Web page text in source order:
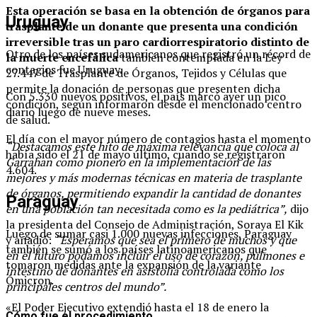
Uruguay
Otro de los países sudamericanos que registró un récord de
contagios fue Uruguay.
Con 5.330 nuevos positivos, el país marcó ayer un pico
diario luego de nueve meses.
El día con el mayor número de contagios hasta el momento
había sido el 21 de mayo último, cuando se registraron
4.604.
Paraguay
Luego de sumar casi 1.000 nuevas infecciones, Paraguay
también se sumó a los países latinoamericanos que
tomaron medidas ante la expansión de la variante
Ómicron.
«El Poder Ejecutivo extendió hasta el 18 de enero la
Esta operación se basa en la obtención de órganos para
trasplante de un donante que presenta una condición
irreversible tras un paro cardiorrespiratorio distinto de
la muerte encefálicatambién contemplada en la Ley
27.447 de Trasplante de Órganos, Tejidos y Células que
permite la donación de personas que presenten dicha
condición, según informaron desde el mencionado centro
de salud.
“Destacamos este hito de máxima relevancia que coloca al
Garrahan como pionero en la implementación de las
mejores y más modernas técnicas en materia de trasplante
de órganos, permitiendo expandir la cantidad de donantes
en una población tan necesitada como es la pediátrica”, dijo
la presidenta del Consejo de Administración, Soraya El Kik
y añadió: “Esperamos que sea el primero de muchos y que
en el futuro podamos incluir el uso de corazón, pulmones e
intestino de donantes en asistolia controlada como los
principales centros del mundo”.